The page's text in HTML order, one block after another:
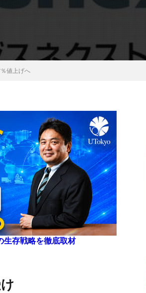
値上げへ
生存戦略を徹底取材